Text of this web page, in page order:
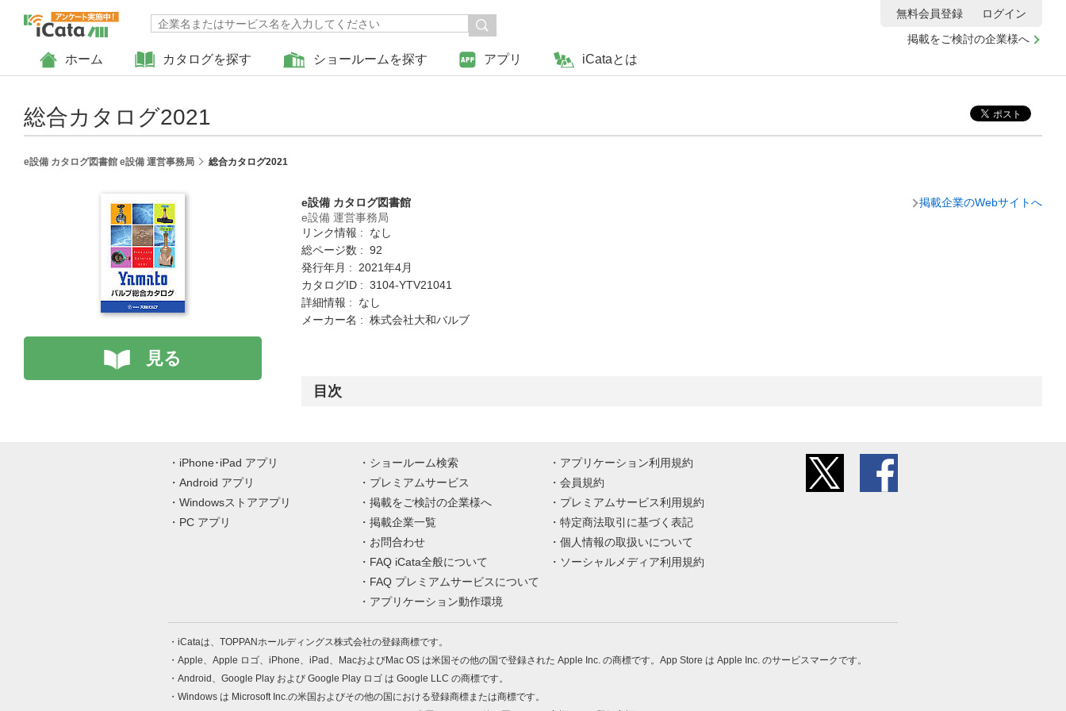
ホーム カタログを探す ショールームを探す アプリ iCataとは
掲載をご検討の企業様へ
無料会員登録 ログイン
総合カタログ2021
e設備 カタログ図書館 e設備 運営事務局 総合カタログ2021
見る
e設備 カタログ図書館
e設備 運営事務局
リンク情報 : なし
総ページ数 : 92
発行年月 : 2021年4月
カタログID : 3104-YTV21041
詳細情報 : なし
メーカー名 : 株式会社大和バルブ
掲載企業のWebサイトへ
目次
iPhone･iPad アプリ
Android アプリ
Windowsストアアプリ
PC アプリ
ショールーム検索
プレミアムサービス
掲載をご検討の企業様へ
掲載企業一覧
お問合わせ
FAQ iCata全般について
FAQ プレミアムサービスについて
アプリケーション動作環境
アプリケーション利用規約
会員規約
プレミアムサービス利用規約
特定商法取引に基づく表記
個人情報の取扱いについて
ソーシャルメディア利用規約
iCataは、TOPPANホールディングス株式会社の登録商標です。
Apple、Apple ロゴ、iPhone、iPad、MacおよびMac OS は米国その他の国で登録された Apple Inc. の商標です。App Store は Apple Inc. のサービスマークです。
Android、Google Play および Google Play ロゴ は Google LLC の商標です。
Windows は Microsoft Inc.の米国およびその他の国における登録商標または商標です。